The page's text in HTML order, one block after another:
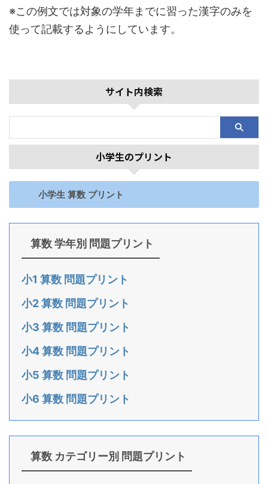
※この例文では対象の学年までに習った漢字のみを
使って記載するようにしています。
サイト内検索
小学生のプリント
小学生 算数 プリント
算数 学年別 問題プリント
小1 算数 問題プリント
小2 算数 問題プリント
小3 算数 問題プリント
小4 算数 問題プリント
小5 算数 問題プリント
小6 算数 問題プリント
算数 カテゴリー別 問題プリント